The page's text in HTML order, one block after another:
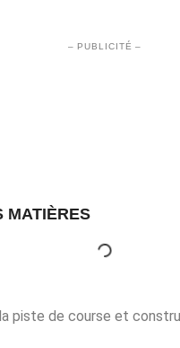
– PUBLICITÉ –
MATIÈRES
piste de course et